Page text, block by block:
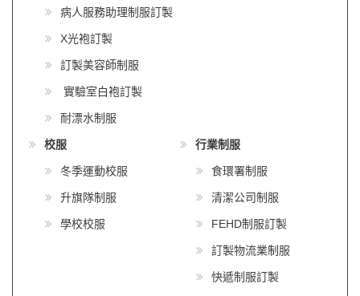
病人服務助理制服訂製
X光袍訂製
訂製美容師制服
實驗室白袍訂製
耐漂水制服
校服
冬季運動校服
升旗隊制服
學校校服
行業制服
食環署制服
清潔公司制服
FEHD制服訂製
訂製物流業制服
快遞制服訂製